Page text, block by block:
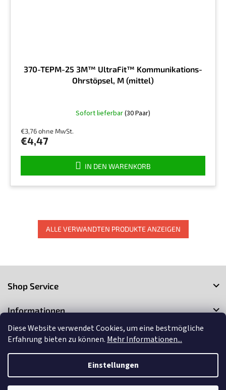
Diese Website verwendet Cookies, um eine bestmögliche
Erfahrung bieten zu können. Mehr Informationen...
Einstellungen
370-TEPM-25 3M™ UltraFit™ Kommunikations-
Ohrstöpsel, M (mittel)
Sofort lieferbar(30 Paar)
€3,76 ohne MwSt.
€4,47
IN DEN WARENKORB
ALLE VERWANDTEN PRODUKTE ANZEIGEN
e
Shop Service
Informationen
Kontakt
Einstellungen ändern